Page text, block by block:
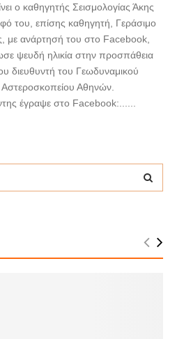
ο καθηγητής Σεισμολογίας Άκης
του, επίσης καθηγητή, Γεράσιμο
ανάρτησή του στο Facebook,
ψευδή ηλικία στην προσπάθεια
διευθυντή του Γεωδυναμικού
Αστεροσκοπείου Αθηνών.
έγραψε στο Facebook:......
A